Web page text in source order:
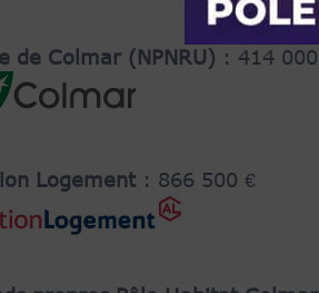
de Colmar (NPNRU) : 414
Logement : 866 500 €